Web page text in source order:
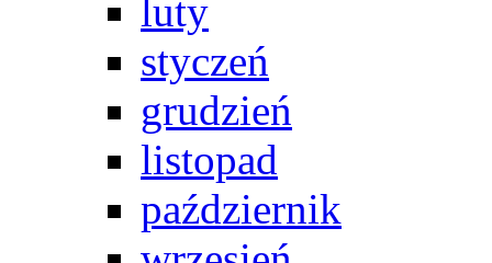
luty
styczeń
grudzień
listopad
październik